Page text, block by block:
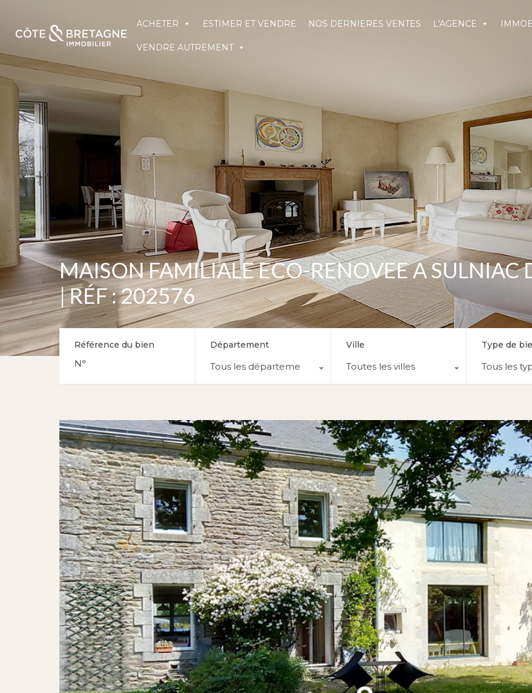
ACHETER
VENDRE AUTREMENT
ACHETER ESTIMER ET VENDRE NOS DERNIERES VENTES L'AGENCE
VENDRE AUTREMENT
MAISON FAMILIALE ECO-RENOVEE A SULNIAC
| RÉF : 202576
Référence du bien Département
Tous les départements
Ville
Toutes les villes
Type de
Tous les